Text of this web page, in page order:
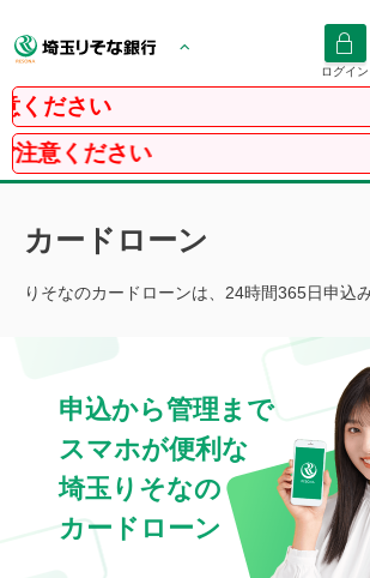
ログイン
カードローン
りそなのカードローンは、24時間365日申込
限度額に合わせた金利が設定されており、利
範囲内であればコンビニATMからも借入可能
自由です。
申込から管理まで
スマホが便利な
埼玉りそなの
カードローン